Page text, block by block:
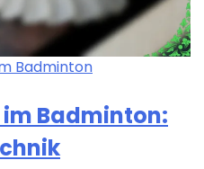
Badminton
Badminton: